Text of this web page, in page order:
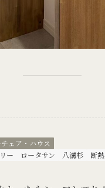
ェア・ハウス
ー ロータサン 八溝杉 断熱